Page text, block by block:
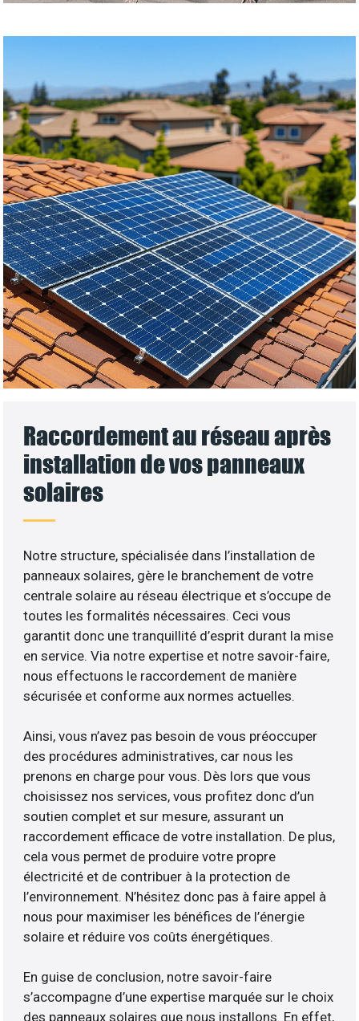
Raccordement au réseau après
installation de vos panneaux
solaires
Notre structure, spécialisée dans l’installation de
panneaux solaires, gère le branchement de votre
centrale solaire au réseau électrique et s’occupe de
toutes les formalités nécessaires. Ceci vous
garantit donc une tranquillité d’esprit durant la mise
en service. Via notre expertise et notre savoir-faire,
nous effectuons le raccordement de manière
sécurisée et conforme aux normes actuelles.
Ainsi, vous n’avez pas besoin de vous préoccuper
des procédures administratives, car nous les
prenons en charge pour vous. Dès lors que vous
choisissez nos services, vous profitez donc d’un
soutien complet et sur mesure, assurant un
raccordement efficace de votre installation. De plus,
cela vous permet de produire votre propre
électricité et de contribuer à la protection de
l’environnement. N’hésitez donc pas à faire appel à
nous pour maximiser les bénéfices de l’énergie
solaire et réduire vos coûts énergétiques.
En guise de conclusion, notre savoir-faire
s’accompagne d’une expertise marquée sur le choix
des panneaux solaires que nous installons. En effet,